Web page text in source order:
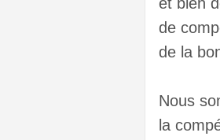
de
de la
Nous
la